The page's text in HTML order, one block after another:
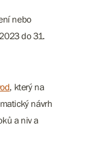
nebo
do 31.
, který na
návrh
a niv a